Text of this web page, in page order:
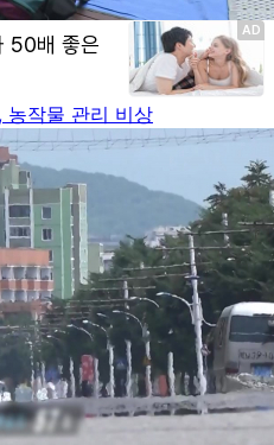
작물 관리 비상